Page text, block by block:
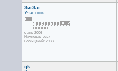
ЗигЗаг
Участник
с апр 2006
Нижневартовск
Сообщений: 2933
ijk